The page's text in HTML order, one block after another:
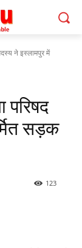
ने इस्लामपुर में
सड़क
123